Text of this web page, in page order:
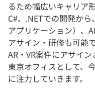
るため幅広いキャリア
C#、.NETでの開発か
アプリケーション）、
アサイン・研修も可能
AR・VR案件にアサイ
東京オフィスとして、
に注力していきます。